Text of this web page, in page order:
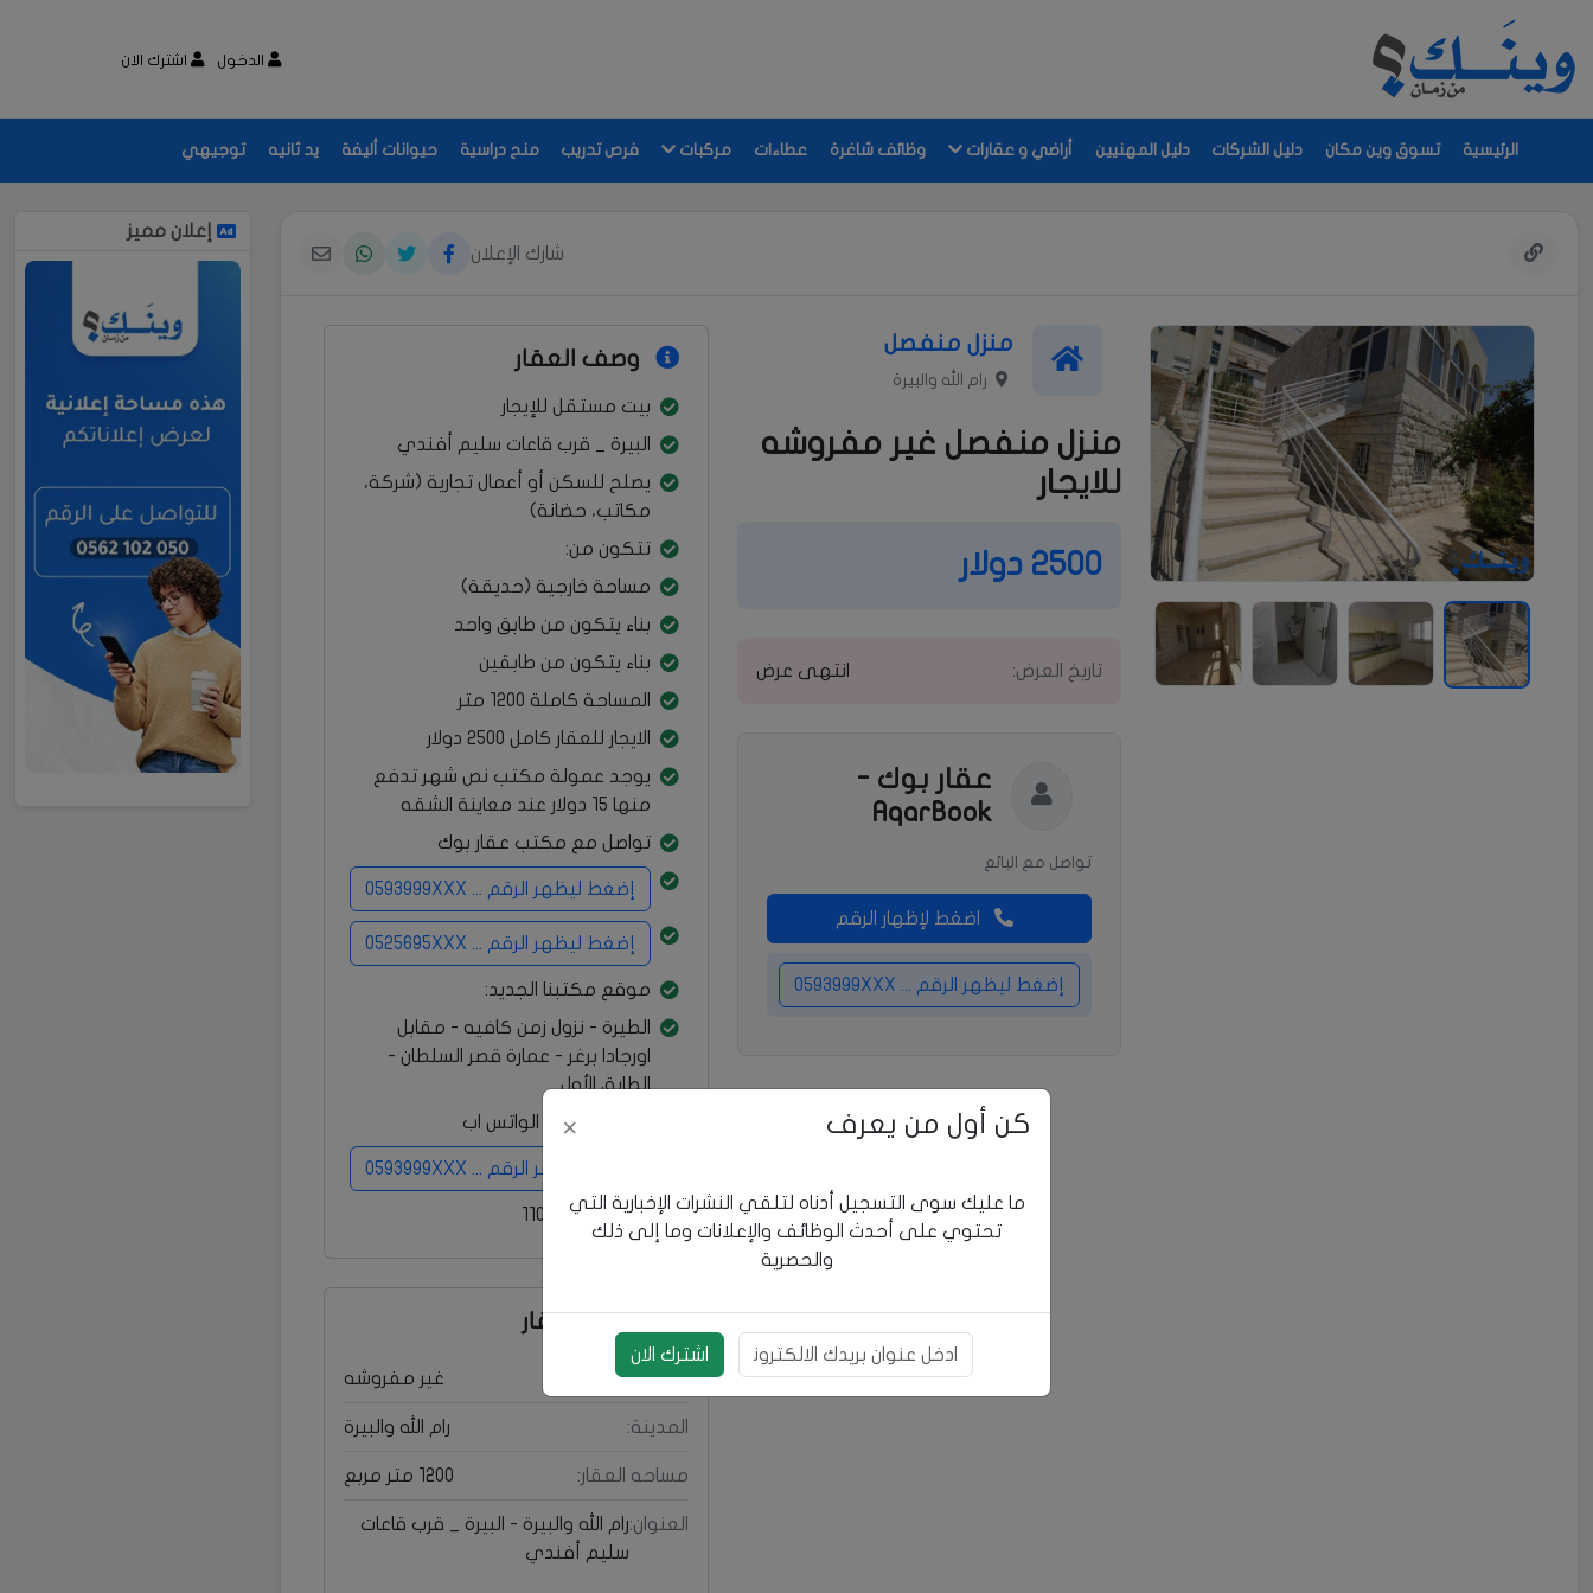
الدخول اشترك الان
الرئيسية تسوق وين مكان دليل الشركات دليل المهنيين أراضي و عقارات وظائف شاغرة عطاءات مركبات فرص تدريب منح دراسية حيوانات أليفة يد ثانيه توجيهي
شارك الإعلان
منزل منفصل
رام الله والبيرة
منزل منفصل غير مفروشه
للايجار
2500 دولار
تاريخ العرض: انتهى عرض
عقار بوك -
AqarBook
تواصل مع البائع
اضغط لإظهار الرقم
إضغط ليظهر الرقم ... 0593999XXX
وصف العقار
بيت مستقل للإيجار
البيرة _ قرب قاعات سليم أفندي
يصلح للسكن أو أعمال تجارية (شركة،
مكاتب، حضانة)
تتكون من:
مساحة خارجية (حديقة)
بناء يتكون من طابق واحد
بناء يتكون من طابقين
المساحة كاملة 1200 متر
الايجار للعقار كامل 2500 دولار
يوجد عمولة مكتب نص شهر تدفع
منها 15 دولار عند معاينة الشقه
تواصل مع مكتب عقار بوك
إضغط ليظهر الرقم ... 0593999XXX
إضغط ليظهر الرقم ... 0525695XXX
موقع مكتبنا الجديد:
الطيرة - نزول زمن كافيه - مقابل
اورجادا برغر - عمارة قصر السلطان -
الطابق الأول
للتواصل على الواتس اب
إضغط ليظهر الرقم ... 0593999XXX
رقم الشقة: 1109
بيانات العقار
حاله العقار: غير مفروشه
المدينة: رام الله والبيرة
مساحه العقار: 1200 متر مربع
العنوان:رام الله والبيرة - البيرة _ قرب قاعات
سليم أفندي
إعلان مميز
كن أول من يعرف ×
ما عليك سوى التسجيل أدناه لتلقي النشرات الإخبارية التي
تحتوي على أحدث الوظائف والإعلانات وما إلى ذلك
والحصرية
بريد الالكتروني اشترك الان